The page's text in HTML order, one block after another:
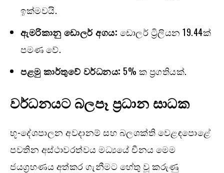
ඉක්මවයි.
ඇමරිකානු ඩොලර් අගය: ඩොලර් ට්‍රිලියන 19.44ක්
පමණ වේ.
පළමු කාර්තුවේ වර්ධනය: 5% ක ප්‍රගතියක්.
වර්ධනයට බලපෑ ප්‍රධාන සාධක
භූ-දේශපාලන අවදානම් සහ බලශක්ති වෙළඳපොළේ
පවතින අස්ථාවරත්වය මධ්‍යයේ චීනය මෙම
ජයග්‍රහණය අත්කර ගැනීමට හේතු වූ කරුණු